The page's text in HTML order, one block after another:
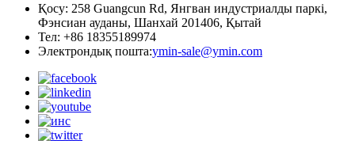
Қосу: 258 Guangcun Rd, Янгван индустриалды паркі,
Фэнсиан ауданы, Шанхай 201406, Қытай
Тел: +86 18355189974
Электрондық пошта:ymin-sale@ymin.com